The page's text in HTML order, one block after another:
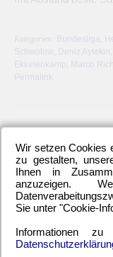
Kategorien: Bundesliga
Schwolow
Deniz Aytekin
Ekkelenkamp Marco
Permalink
LETZTE HERTHA-
Neuzugang Josip
Wir setzen Cookies
zu gestalten,
Ihnen in
anzuzeigen.
Sie unter "Cookie-
Informationen